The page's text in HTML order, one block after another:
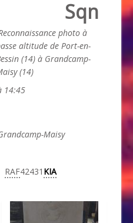
Sqn
photo à
altitude de Port-en-
(14) à Grandcamp-
(14)
14:45
Maisy
RAF42431 KIA